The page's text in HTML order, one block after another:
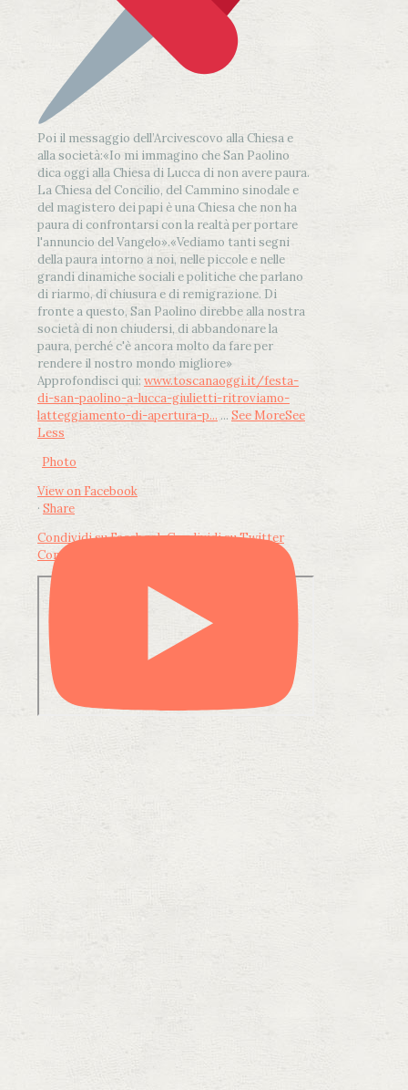
Poi il messaggio dell’Arcivescovo alla Chiesa e
alla società:«Io mi immagino che San Paolino
dica oggi alla Chiesa di Lucca di non avere paura.
La Chiesa del Concilio, del Cammino sinodale e
del magistero dei papi è una Chiesa che non ha
paura di confrontarsi con la realtà per portare
l'annuncio del Vangelo».«Vediamo tanti segni
della paura intorno a noi, nelle piccole e nelle
grandi dinamiche sociali e politiche che parlano
di riarmo, di chiusura e di remigrazione. Di
fronte a questo, San Paolino direbbe alla nostra
società di non chiudersi, di abbandonare la
paura, perché c'è ancora molto da fare per
rendere il nostro mondo migliore»
Approfondisci qui: www.toscanaoggi.it/festa-
di-san-paolino-a-lucca-giulietti-ritroviamo-
latteggiamento-di-apertura-p... ... See MoreSee
Less
Photo
View on Facebook
· Share
Condividi su FacebookCondividi su Twitter
Condividi su LinkedIn